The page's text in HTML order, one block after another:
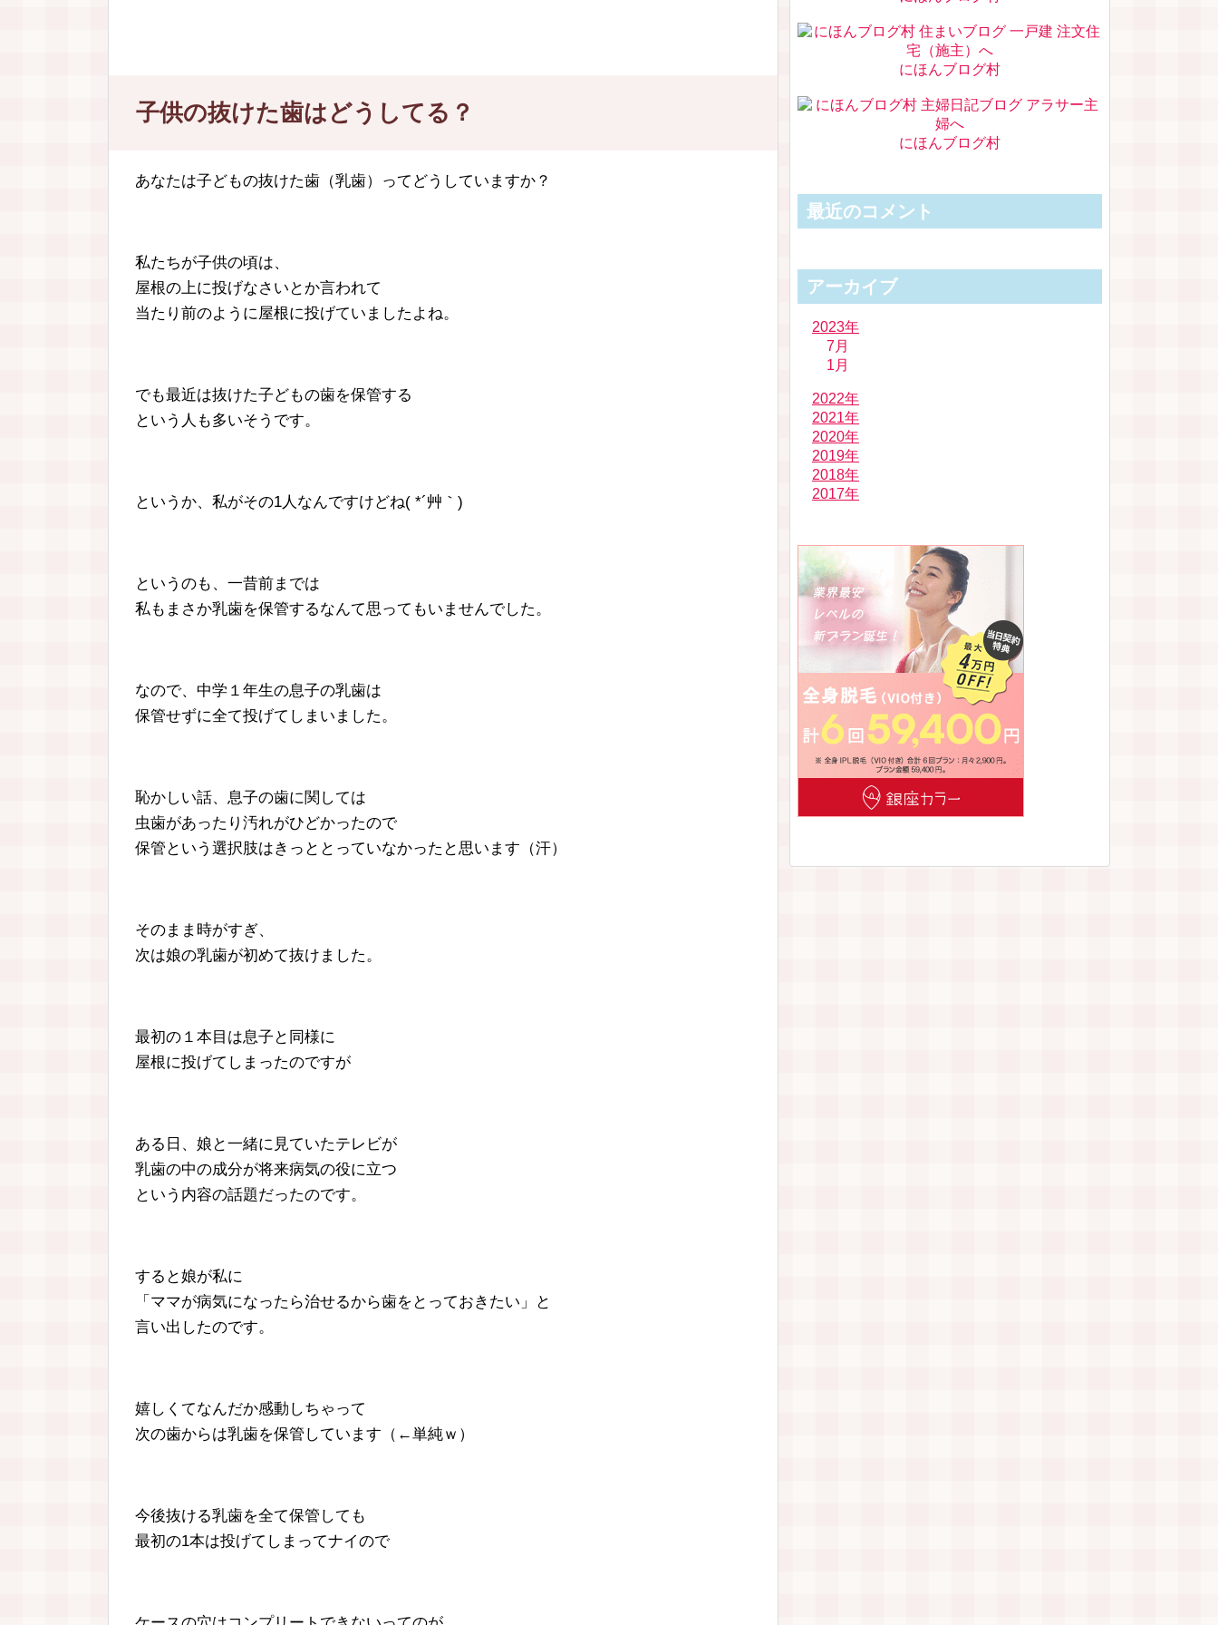
子供の抜けた歯はどうしてる？
あなたは子どもの抜けた歯（乳歯）ってどうしていますか？
私たちが子供の頃は、
屋根の上に投げなさいとか言われて
当たり前のように屋根に投げていましたよね。
でも最近は抜けた子どもの歯を保管する
という人も多いそうです。
というか、私がその1人なんですけどね( *´艸｀)
というのも、一昔前までは
私もまさか乳歯を保管するなんて思ってもいませんでした。
なので、中学１年生の息子の乳歯は
保管せずに全て投げてしまいました。
恥かしい話、息子の歯に関しては
虫歯があったり汚れがひどかったので
保管という選択肢はきっととっていなかったと思います（汗）
そのまま時がすぎ、
次は娘の乳歯が初めて抜けました。
最初の１本目は息子と同様に
屋根に投げてしまったのですが
ある日、娘と一緒に見ていたテレビが
乳歯の中の成分が将来病気の役に立つ
という内容の話題だったのです。
すると娘が私に
「ママが病気になったら治せるから歯をとっておきたい」と
言い出したのです。
嬉しくてなんだか感動しちゃって
次の歯からは乳歯を保管しています（←単純ｗ）
今後抜ける乳歯を全て保管しても
最初の1本は投げてしまってナイので
にほんブログ村
にほんブログ村
最近のコメント
アーカイブ
2023年
7月
1月
2022年
2021年
2020年
2019年
2018年
2017年